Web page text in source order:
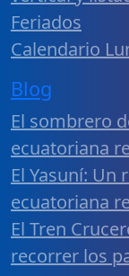
Feriados
Calendario
Blog
El sombrero
ecuatoriana
El Yasuní:
ecuatoriana
El Tren
recorrer los